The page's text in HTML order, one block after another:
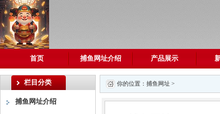
首页 捕鱼网址介绍 产品展示
栏目分类
捕鱼网址介绍
你的位置： 捕鱼网址 >